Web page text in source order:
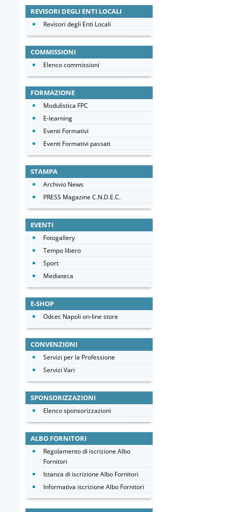
REVISORI DEGLI ENTI LOCALI
Revisori degli Enti Locali
COMMISSIONI
Elenco commissioni
FORMAZIONE
Modulistica FPC
E-learning
Eventi Formativi
Eventi Formativi passati
STAMPA
Archivio News
PRESS Magazine C.N.D.E.C.
EVENTI
Fotogallery
Tempo libero
Sport
Mediateca
E-SHOP
Odcec Napoli on-line store
CONVENZIONI
Servizi per la Professione
Servizi Vari
SPONSORIZZAZIONI
Elenco sponsorizzazioni
ALBO FORNITORI
Regolamento di iscrizione Albo
Fornitori
Istanza di iscrizione Albo Fornitori
Informativa iscrizione Albo Fornitori